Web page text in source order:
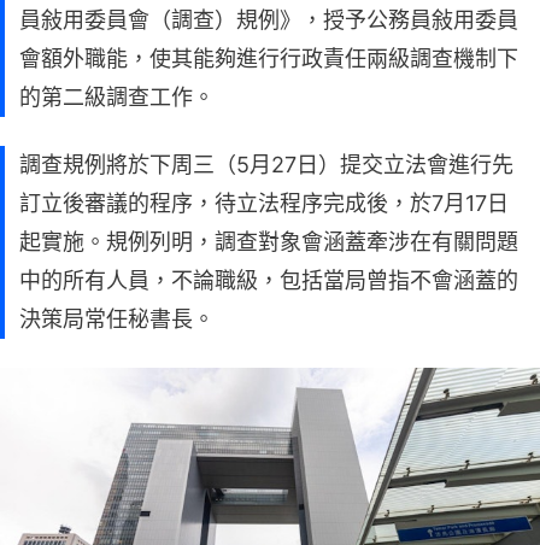
員敍用委員會（調查）規例》，授予公務員敍用委員
會額外職能，使其能夠進行行政責任兩級調查機制下
的第二級調查工作。
調查規例將於下周三（5月27日）提交立法會進行先
訂立後審議的程序，待立法程序完成後，於7月17日
起實施。規例列明，調查對象會涵蓋牽涉在有關問題
中的所有人員，不論職級，包括當局曾指不會涵蓋的
決策局常任秘書長。